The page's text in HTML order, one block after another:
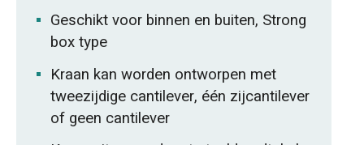
Geschikt voor binnen en buiten, Strong
box type
Kraan kan worden ontworpen met
tweezijdige cantilever, één zijcantilever
of geen cantilever